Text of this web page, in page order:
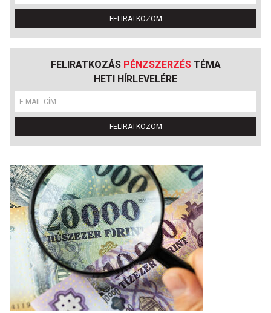
FELIRATKOZOM
FELIRATKOZÁS PÉNZSZERZÉSTÉMA
HETI HÍRLEVELÉRE
FELIRATKOZOM